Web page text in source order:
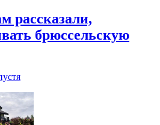
рассказали,
брюссельскую